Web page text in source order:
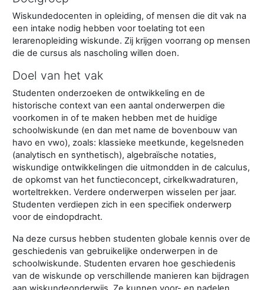
Wiskundedocenten in opleiding, of mensen die dit vak na
een intake nodig hebben voor toelating tot een
lerarenopleiding wiskunde. Zij krijgen voorrang op mensen
die de cursus als nascholing willen doen.
Doel van het vak
Studenten onderzoeken de ontwikkeling en de
historische context van een aantal onderwerpen die
voorkomen in of te maken hebben met de huidige
schoolwiskunde (en dan met name de bovenbouw van
havo en vwo), zoals: klassieke meetkunde, kegelsneden
(analytisch en synthetisch), algebraïsche notaties,
wiskundige ontwikkelingen die uitmondden in de calculus,
de opkomst van het functieconcept, cirkelkwadraturen,
worteltrekken. Verdere onderwerpen wisselen per jaar.
Studenten verdiepen zich in een specifiek onderwerp
voor de eindopdracht.
Na deze cursus hebben studenten globale kennis over de
geschiedenis van gebruikelijke onderwerpen in de
schoolwiskunde. Studenten ervaren hoe geschiedenis
van de wiskunde op verschillende manieren kan bijdragen